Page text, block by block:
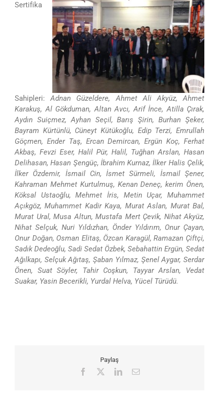
Sertifika
Sahipleri: Adnan Güzeldere, Ahmet Ali Akyüz, Ahmet
Karakuş, Al Gökduman, Altan Avcı, Arif İnce, Atilla Çırak,
Aydın Suiçmez, Ayhan Seçil, Barış Şirin, Burhan Şeker,
Bayram Kürtünlü, Cüneyt Kütükoğlu, Edip Terzi, Emrullah
Göçmen, Ender Taş, Ercan Demircan, Ergün Koç, Ferhat
Akbaş, Fevzi Eser, Halil Pür, Halil, Tuğhan Arslan, Hasan
Delihasan, Hasan Şengüç, İbrahim Kurnaz, İlker Halis Çelik,
İlker Özdemir, İsmail Cin, İsmet Sürmeli, İsmail Şener,
Kahraman Mehmet Kurtulmuş, Kenan Deneç, kerim Önen,
Köksal Ustaoğlu, Mehmet İris, Metin Uçar, Muhammet
Açıkgöz, Muhammet Kadir Kaya, Murat Aslan, Murat Bal,
Murat Ural, Musa Altun, Mustafa Mert Çevik, Nihat Akyüz,
Nihat Selçuk, Nuri Yıldızhan, Önder Yıldırım, Onur Çayan,
Onur Doğan, Osman Elitaş, Özcan Karagül, Ramazan Çiftçi,
Sadık Dedeoğlu, Sadi Sedat Özbek, Sebahattin Ergün, Sedat
Ağılkapı, Selçuk Ağıtaş, Şaban Yılmaz, Şenel Aygar, Serdar
Önen, Suat Söyler, Tahir Coşkun, Tayyar Arslan, Vedat
Suakar, Yasin Becerikli, Yurdal Helva, Yücel Türüdü.
Paylaş
Facebook LinkedIn
E-